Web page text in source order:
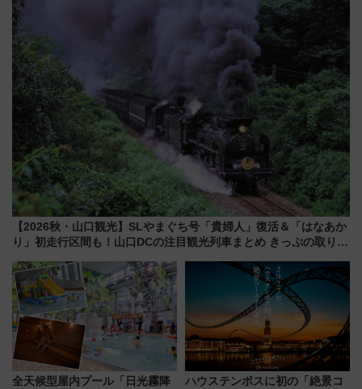
アクセス
店舗も！】
【2026秋・山口観光】SLやまぐち号「貴婦人」復活＆「はなあか
り」初走行区間も！山口DCの注目観光列車まとめ きっぷの取り方
全天候型屋内プール「日光霧降
ハウステンボスに初の「絶景コ